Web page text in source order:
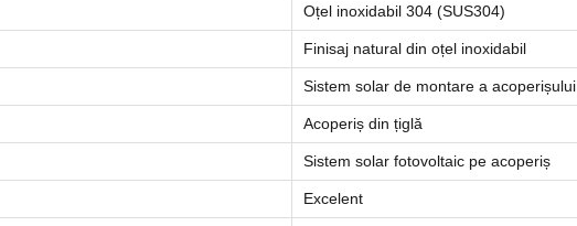
Oțel inoxidabil 304 (SUS304)
Finisaj natural din oțel inoxidabil
Sistem solar de montare a acoperișului
Acoperiș din țiglă
Sistem solar fotovoltaic pe acoperiș
Excelent